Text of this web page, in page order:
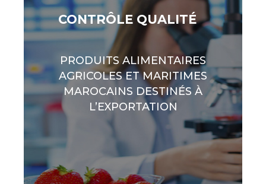
CONTRÔLE QUALITÉ
PRODUITS ALIMENTAIRES
AGRICOLES ET MARITIMES
MAROCAINS DESTINÉS À
L’EXPORTATION